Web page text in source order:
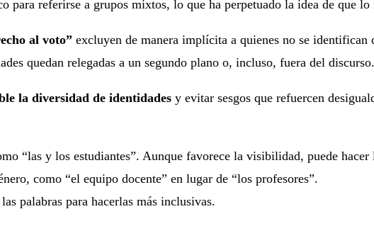
referirse a grupos mixtos, lo que ha perpetuado la idea de que lo
al voto” excluyen de manera implícita a quienes no se
quedan relegadas a un segundo plano o, incluso, fuera del discurso.
la diversidad de identidades y evitar sesgos que refuercen
“las y los estudiantes”. Aunque favorece la visibilidad, puede hacer
como “el equipo docente” en lugar de “los profesores”.
palabras para hacerlas más inclusivas.